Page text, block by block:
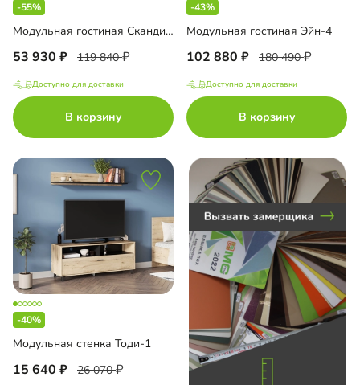
стенка
до
до
до
-55%
Модульная гостиная Скандивуд-2
53 930 119 840
Доступно для доставки
В корзину
-43%
Модульная гостиная Эйн-4
102 880 180 490
Доступно для доставки
В корзину
-40%
Модульная стенка Тоди-1
15 640 26 070